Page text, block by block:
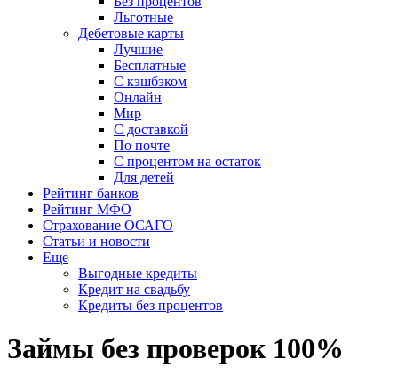
Льготные
Дебетовые карты
Лучшие
Бесплатные
С кэшбэком
Онлайн
Мир
С доставкой
По почте
С процентом на остаток
Для детей
Рейтинг банков
Рейтинг МФО
Страхование ОСАГО
Статьи и новости
Еще
Выгодные кредиты
Кредит на свадьбу
Кредиты без процентов
Займы без проверок 100%